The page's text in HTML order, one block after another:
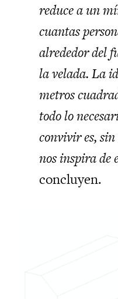
reduce a un
cuantas
alrededor del
la velada. La
metros
todo lo
convivir es,
nos inspira de
concluyen.